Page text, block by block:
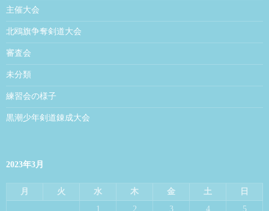
主催大会
北鴎旗争奪剣道大会
審査会
未分類
練習会の様子
黒潮少年剣道錬成大会
2023年3月
月 火 水 木 金 土
日
1
2 3 4 5